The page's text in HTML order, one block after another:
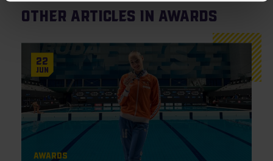
Other articles in Awards
22
Jun
Awards